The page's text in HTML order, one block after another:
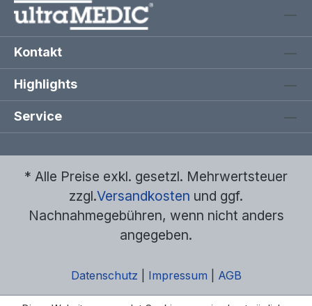
Kontakt
Highlights
Service
* Alle Preise exkl. gesetzl. Mehrwertsteuer
zzgl.Versandkosten und ggf.
Nachnahmegebühren, wenn nicht anders
angegeben.
Datenschutz Impressum AGB